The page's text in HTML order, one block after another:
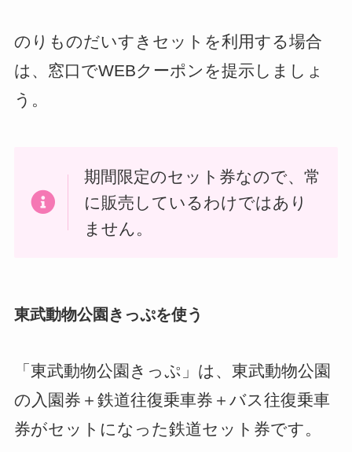
のりものだいすきセットを利用する場合
は、窓口でWEBクーポンを提示しましょ
う。
期間限定のセット券なので、常
に販売しているわけではあり
ません。
東武動物公園きっぷを使う
「東武動物公園きっぷ」は、東武動物公園
の入園券＋鉄道往復乗車券＋バス往復乗車
券がセットになった鉄道セット券です。